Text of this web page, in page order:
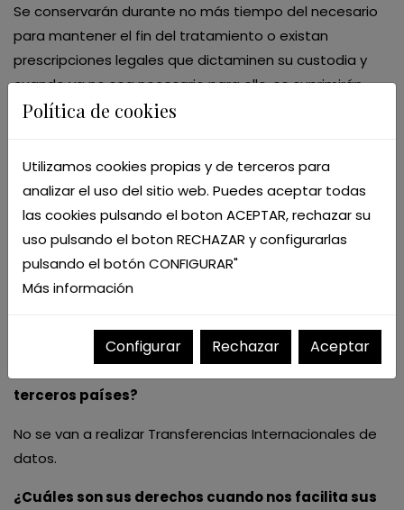
Se conservarán durante no más tiempo del necesario
para mantener el fin del tratamiento o existan
prescripciones legales que dictaminen su custodia y
cuando ya no sea necesario para ello, se suprimirán.
¿A quiénes se comunicarán sus datos?
No está prevista ninguna comunicación de datos
personales a terceros salvo, si fuese necesario para el
desarrollo y ejecución de las finalidades del
tratamiento, a nuestros proveedores de servicios
relacionados con comunicaciones, con los cuales el
RESPONSABLE tiene suscritos los contratos de
exigidos por la normativa vigente de privacidad.
¿Se realizarán transferencia de sus datos a
terceros países?
No se van a realizar Transferencias Internacionales de
datos.
¿Cuáles son sus derechos cuando nos facilita sus
Política de cookies
Utilizamos cookies propias y de terceros para
analizar el uso del sitio web. Puedes aceptar todas
las cookies pulsando el boton ACEPTAR, rechazar su
uso pulsando el boton RECHAZAR y configurarlas
pulsando el botón CONFIGURAR"
Más información
Configurar Rechazar Aceptar